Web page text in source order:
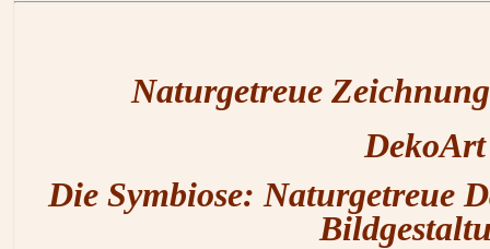
Naturgetreue
DekoArt
Die Symbiose: Naturgetreue